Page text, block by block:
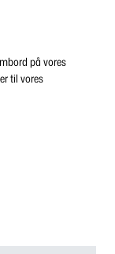
på vores
til vores